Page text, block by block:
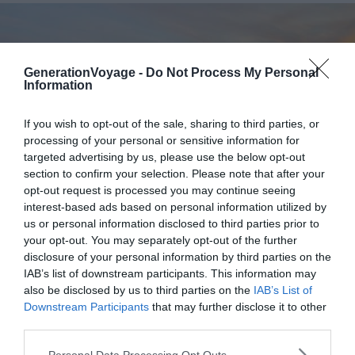
GenerationVoyage - Do Not Process My Personal
Information
If you wish to opt-out of the sale, sharing to third parties, or
processing of your personal or sensitive information for
targeted advertising by us, please use the below opt-out
section to confirm your selection. Please note that after your
opt-out request is processed you may continue seeing
interest-based ads based on personal information utilized by
us or personal information disclosed to third parties prior to
your opt-out. You may separately opt-out of the further
disclosure of your personal information by third parties on the
IAB’s list of downstream participants. This information may
also be disclosed by us to third parties on the IAB’s List of
Downstream Participants that may further disclose it to other
Crédit photo : Facebook – Les pieds dans Lo
💰Budget :€€-€€€